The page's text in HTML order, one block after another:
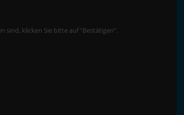
sind, klicken Sie bitte auf "Bestätigen".